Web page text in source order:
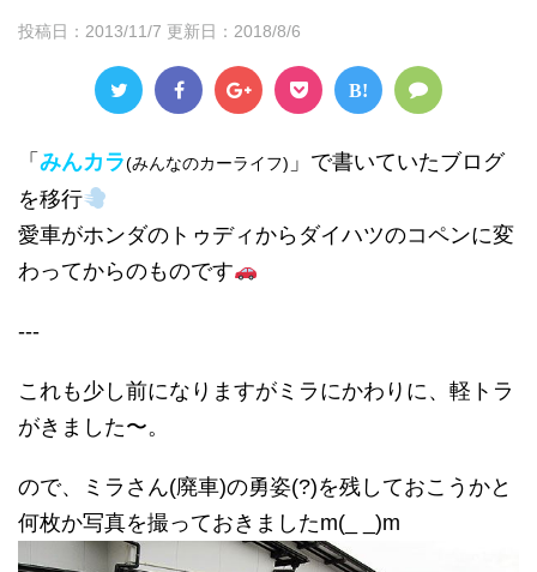
投稿日：2013/11/7 更新日： 2018/8/6
B!
「 みんカラ(みんなのカーライフ) 」で書いていたブログ
を移行
愛車がホンダのトゥディからダイハツのコペンに変
わってからのものです
---
これも少し前になりますがミラにかわりに、軽トラ
がきました〜。
ので、ミラさん(廃車)の勇姿(?)を残しておこうかと
何枚か写真を撮っておきましたm(_ _)m